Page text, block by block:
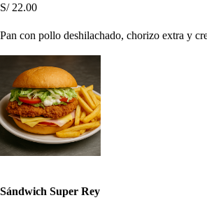
S/ 22.00
Pan con pollo deshilachado, chorizo extra y
Sándwich Super Rey